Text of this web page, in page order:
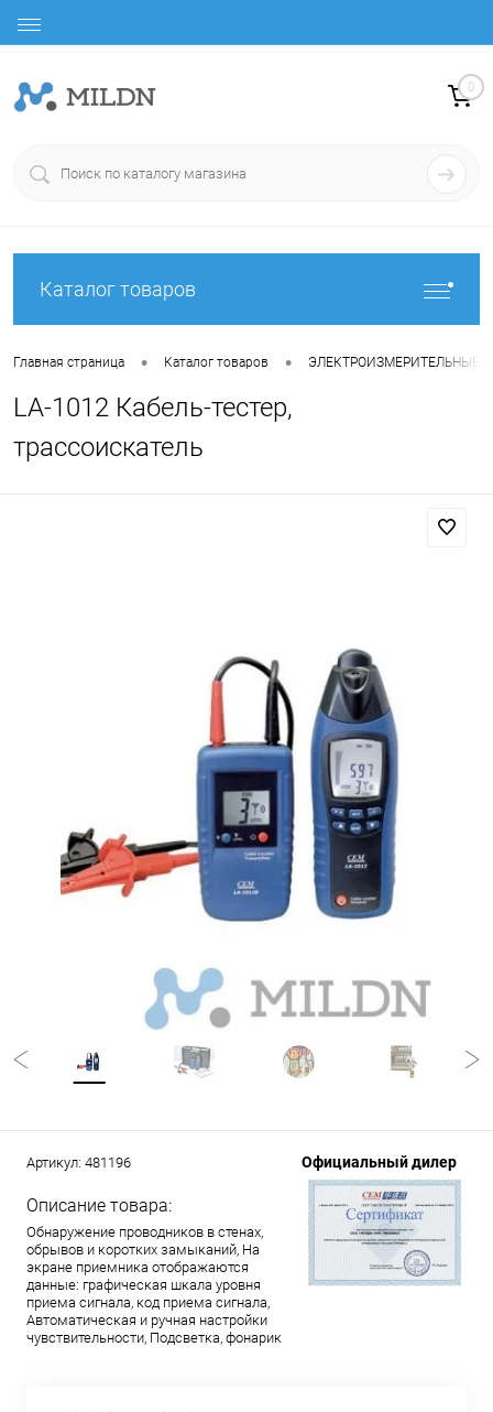
0
Каталог товаров
Главная страница • Каталог товаров • ЭЛЕКТРОИЗМЕРИТЕЛЬНЫЕ
LA-1012 Кабель-тестер,
трассоискатель
Артикул: 481196
Описание товара:
Обнаружение проводников в стенах,
обрывов и коротких замыканий, На
экране приемника отображаются
данные: графическая шкала уровня
приема сигнала, код приема сигнала,
Автоматическая и ручная настройки
чувствительности, Подсветка, фонарик
Официальный дилер